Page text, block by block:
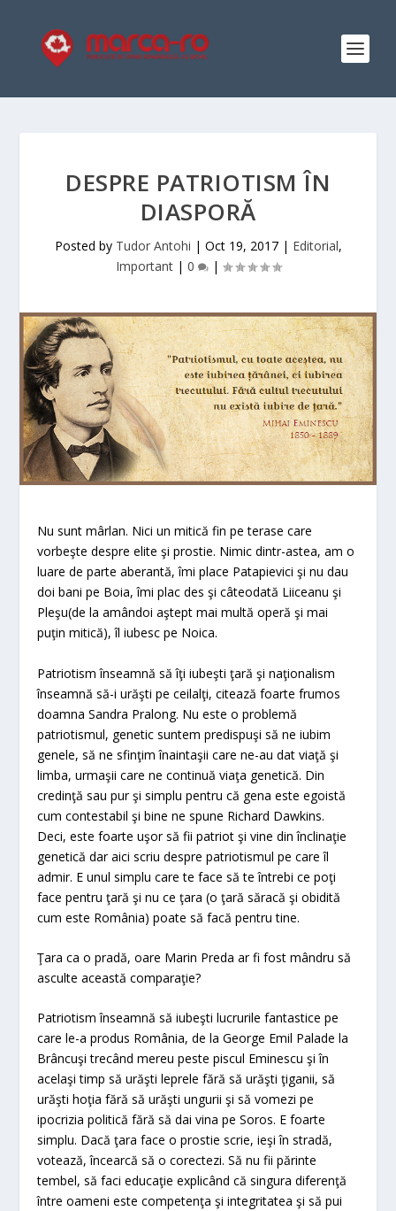
DESPRE PATRIOTISM ÎN
DIASPORĂ
Posted by Tudor Antohi | Oct 19, 2017| Editorial,
Important| 0 |
Nu sunt mârlan. Nici un mitică fin pe terase care
vorbeşte despre elite şi prostie. Nimic dintr-astea, am o
luare de parte aberantă, îmi place Patapievici şi nu dau
doi bani pe Boia, îmi plac des şi câteodată Liiceanu şi
Pleşu(de la amândoi aştept mai multă operă şi mai
puţin mitică), îl iubesc pe Noica.
Patriotism înseamnă să îţi iubeşti ţară şi naţionalism
înseamnă să-i urăşti pe ceilalţi, citează foarte frumos
doamna Sandra Pralong. Nu este o problemă
patriotismul, genetic suntem predispuşi să ne iubim
genele, să ne sfinţim înaintaşii care ne-au dat viaţă şi
limba, urmaşii care ne continuă viaţa genetică. Din
credinţă sau pur şi simplu pentru că gena este egoistă
cum contestabil şi bine ne spune Richard Dawkins.
Deci, este foarte uşor să fii patriot şi vine din înclinaţie
genetică dar aici scriu despre patriotismul pe care îl
admir. E unul simplu care te face să te întrebi ce poţi
face pentru ţară şi nu ce ţara (o ţară săracă şi obidită
cum este România) poate să facă pentru tine.
Ţara ca o pradă, oare Marin Preda ar fi fost mândru să
asculte această comparaţie?
Patriotism înseamnă să iubeşti lucrurile fantastice pe
care le-a produs România, de la George Emil Palade la
Brâncuşi trecând mereu peste piscul Eminescu şi în
acelaşi timp să urăşti leprele fără să urăşti ţiganii, să
urăşti hoţia fără să urăşti ungurii şi să vomezi pe
ipocrizia politică fără să dai vina pe Soros. E foarte
simplu. Dacă ţara face o prostie scrie, ieşi în stradă,
votează, încearcă să o corectezi. Să nu fii părinte
tembel, să faci educaţie explicând că singura diferenţă
între oameni este competenţa şi integritatea şi să pui